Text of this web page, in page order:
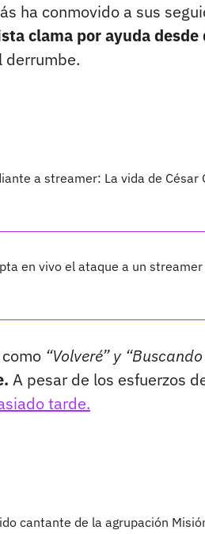
ha conmovido a sus
clama por ayuda desde
derrumbe.
a streamer: La vida de
en vivo el ataque a un
“Volveré” y
A pesar de los esfuerzos
tarde.
cantante de la agrupación